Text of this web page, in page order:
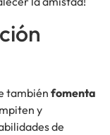
también fomenta
y
de